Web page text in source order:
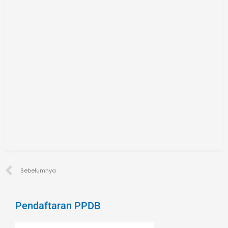
Prev
Sebelumnya
Pendaftaran PPDB